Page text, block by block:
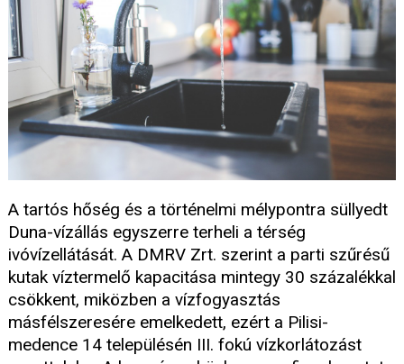
A tartós hőség és a történelmi mélypontra süllyedt
Duna-vízállás egyszerre terheli a térség
ivóvízellátását. A DMRV Zrt. szerint a parti szűrésű
kutak víztermelő kapacitása mintegy 30 százalékkal
csökkent, miközben a vízfogyasztás
másfélszeresére emelkedett, ezért a Pilisi-
medence 14 településén III. fokú vízkorlátozást